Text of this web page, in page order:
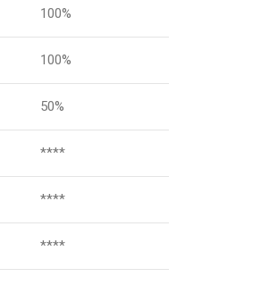
100%
100%
50%
****
****
****